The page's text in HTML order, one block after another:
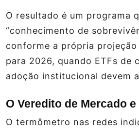
O resultado é um programa
“conhecimento de
conforme a própria projeção
para 2026, quando ETFs de
adoção institucional devem
O Veredito de Mercado
O termômetro nas redes